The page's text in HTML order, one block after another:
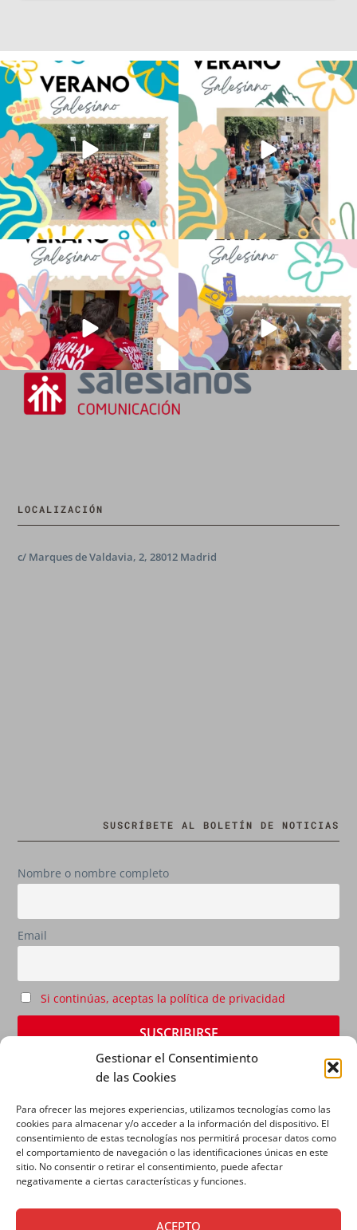
Gestionar el Consentimiento
de las Cookies
Para ofrecer las mejores experiencias, utilizamos tecnologías como las
cookies para almacenar y/o acceder a la información del dispositivo. El
consentimiento de estas tecnologías nos permitirá procesar datos como
el comportamiento de navegación o las identificaciones únicas en este
sitio. No consentir o retirar el consentimiento, puede afectar
negativamente a ciertas características y funciones.
ACEPTO
Los alumnos de 6º de Primaria, 1º y 2º
de la ESO...
145 2
La diversión y la alegría también se han
sentido...
93 0
No hay verano sin que sea Salesiano ❤️
💫 en Luz 4
...
0
viviendo la alegría en el campamento
...
LOCALIZACIÓN
c/ Marques de Valdavia, 2, 28012 Madrid
SUSCRÍBETE AL BOLETÍN DE NOTICIAS
Nombre o nombre completo
Email
Si continúas, aceptas la política de privacidad
AVISO LEGAL|POLÍTICA DE PRIVACIDAD|